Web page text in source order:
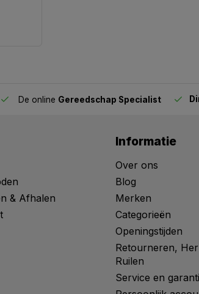
De online Gereedschap Specialist
& Afhalen
Informatie
Over ons
Blog
Merken
Categorieën
Openingstijden
Retourneren,
Ruilen
Service en